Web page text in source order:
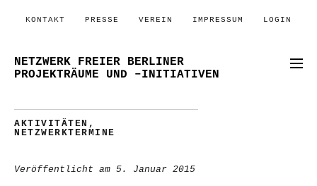
KONTAKT PRESSE VEREIN IMPRESSUM LOGIN
NETZWERK FREIER BERLINER
PROJEKTRÄUME UND –INITIATIVEN
AKTIVITÄTEN ,
NETZWERKTERMINE
Veröffentlicht am 5. Januar 2015